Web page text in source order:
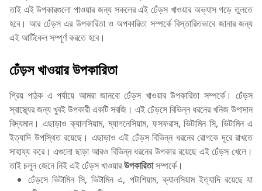
তাই এই উপকারগুলো পাওয়ার জন্য সকলের এই ঢেঁড়স খাওয়ার অভ্যাস গড়ে তুলতে
হবে। আর ঢেঁড়স এর উপকারিতা ও অপকারিতা সম্পর্কে বিস্তারিতভাবে জানার জন্য
এই আর্টিকেল সম্পূর্ণ করতে হবে।
ঢেঁড়স খাওয়ার উপকারিতা
প্রিয় পাঠক এ পর্যায়ে আমরা জানবো ঢেঁড়স খাওয়ার উপকারিতা সম্পর্কে। ঢেঁড়স
স্বাস্থ্যের জন্য খুবই উপকারী একটি সবজি। এই ঢেঁড়সে বিভিন্ন ধরনের খনিজ উপাদান
বিদ্যমান। এছাড়াও ক্যালসিয়াম, ম্যাগনেসিয়াম, ফসফরাস, ভিটামিন সি, ভিটামিন এ
ইত্যাদি উপস্থিত রয়েছে। এছাড়াও এই ঢেঁড়স বিভিন্ন ধরনের রোগকে দূরে রাখতে
সাহায্য করে। এগুলো ছাড়া আরও বিভিন্ন ধরনের উপকার রয়েছে এই ঢেঁড়স খেলে।
তাই চলুন জেনে নিই এই ঢেঁড়স খাওয়ারউপকারিতাসম্পর্কে।
ঢেঁড়সে ভিটামিন সি, ভিটামিন এ, পটাশিয়াম, ক্যালসিয়াম ইত্যাদি রয়েছে যা